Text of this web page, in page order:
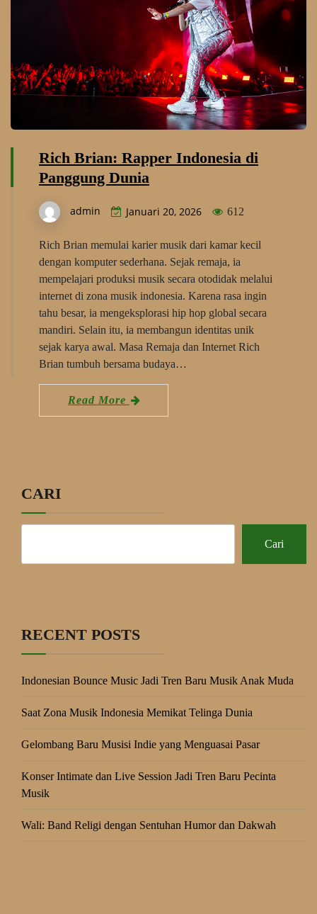
Rich Brian: Rapper Indonesia di
Panggung Dunia
admin Januari 20, 2026 612
Rich Brian memulai karier musik dari kamar kecil
dengan komputer sederhana. Sejak remaja, ia
mempelajari produksi musik secara otodidak melalui
internet di zona musik indonesia. Karena rasa ingin
tahu besar, ia mengeksplorasi hip hop global secara
mandiri. Selain itu, ia membangun identitas unik
sejak karya awal. Masa Remaja dan Internet Rich
Brian tumbuh bersama budaya…
Read More
CARI
Cari
RECENT POSTS
Indonesian Bounce Music Jadi Tren Baru Musik Anak Muda
Saat Zona Musik Indonesia Memikat Telinga Dunia
Gelombang Baru Musisi Indie yang Menguasai Pasar
Konser Intimate dan Live Session Jadi Tren Baru Pecinta
Musik
Wali: Band Religi dengan Sentuhan Humor dan Dakwah